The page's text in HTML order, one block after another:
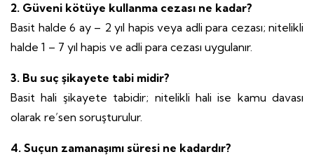
2. Güveni kötüye kullanma cezası ne kadar?
Basit halde 6 ay – 2 yıl hapis veya adli para cezası; nitelikli
halde 1 – 7 yıl hapis ve adli para cezası uygulanır.
3. Bu suç şikayete tabi midir?
Basit hali şikayete tabidir; nitelikli hali ise kamu davası
olarak re’sen soruşturulur.
4. Suçun zamanaşımı süresi ne kadardır?